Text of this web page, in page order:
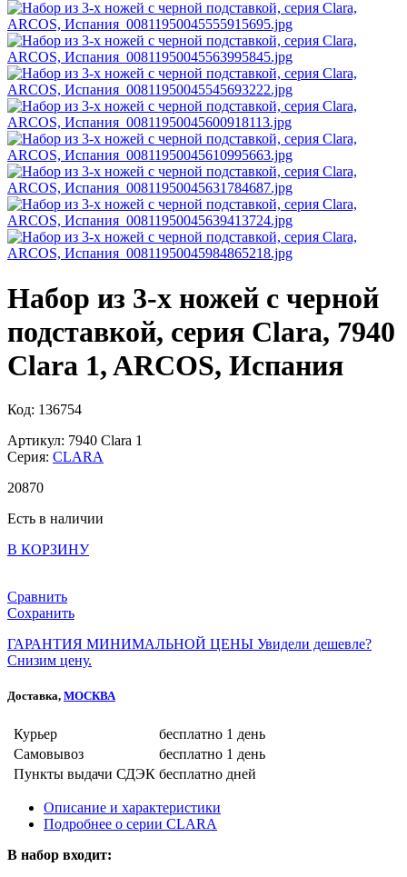
Набор из 3-х ножей с черной
подставкой, серия Clara, 7940
Clara 1, ARCOS, Испания
Код: 136754
Артикул: 7940 Clara 1
Серия: CLARA
20870
Есть в наличии
В КОРЗИНУ
Сравнить
Сохранить
ГАРАНТИЯ МИНИМАЛЬНОЙ ЦЕНЫ Увидели дешевле?
Снизим цену.
Доставка, МОСКВА
Курьер бесплатно 1 день
Самовывоз
бесплатно 1 день
Пункты выдачи СДЭК бесплатно дней
Описание и характеристики
Подробнее о серии CLARA
В набор входит: